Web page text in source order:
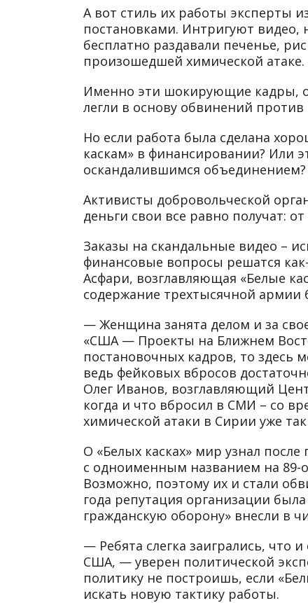
А вот стиль их работы эксперты
постановками. Интригуют видео,
бесплатно раздавали печенье,
произошедшей химической атаке.
Именно эти шокирующие кадры,
легли в основу обвинений против
Но если работа была сделана
каскам» в финансировании? Или
оскандалившимся объединением?
Активисты добровольческой
деньги свои все равно получат:
Заказы на скандальные видео –
финансовые вопросы решатся
Асфари, возглавляющая «Белые
содержание трехтысячной армии
— Женщина занята делом и за
«США — Проекты на Ближнем
постановочных кадров, то здесь
ведь фейковых вбросов
Олег Иванов, возглавляющий
когда и что вбросил в СМИ – со
химической атаки в Сирии уже
О «Белых касках» мир узнал
с одноименным названием на 89-
Возможно, поэтому их и стали
года репутация организации
гражданскую оборону» внесли в
— Ребята слегка заигрались,
США, — уверен политической
политику не построишь, если
искать новую тактику работы.